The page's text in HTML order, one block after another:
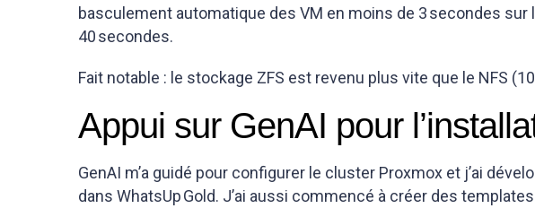
basculement automatique des VM en moins de 3 secondes
40 secondes.
Fait notable : le stockage ZFS est revenu plus vite que le NFS
Appui sur GenAI pour
GenAI m’a guidé pour configurer le cluster Proxmox et j’ai
dans WhatsUp Gold. J’ai aussi commencé à créer des